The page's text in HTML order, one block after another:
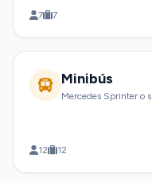
7 7
Minibús
Mercedes Sprinter o
12 12